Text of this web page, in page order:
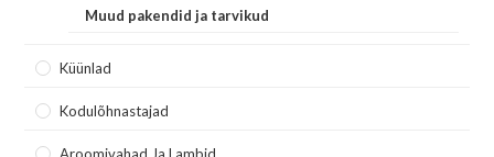
Muud pakendid ja tarvikud
Küünlad
Kodulõhnastajad